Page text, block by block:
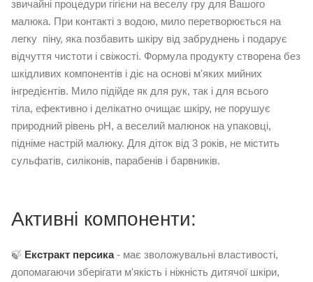
звичайні процедури гігієни на веселу гру для Вашого
малюка. При контакті з водою, мило перетворюється на
легку піну, яка позбавить шкіру від забруднень і подарує
відчуття чистоти і свіжості. Формула продукту створена без
шкідливих компонентів і діє на основі м'яких мийних
інгредієнтів. Мило підійде як для рук, так і для всього
тіла, ефективно і делікатно очищає шкіру, не порушує
природний рівень рН, а веселий малюнок на упаковці,
підніме настрій малюку. Для діток від 3 років, не містить
сульфатів, силіконів, парабенів і барвників.
Активні компоненти:
🍃 Екстракт персика- має зволожувальні властивості,
допомагаючи зберігати м'якість і ніжність дитячої шкіри,